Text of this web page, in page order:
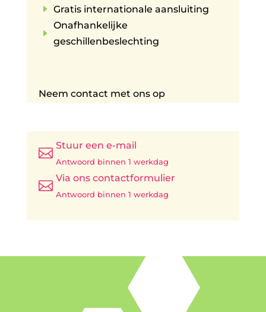
E Gratis internationale aansluiting
E
Onafhankelijke
geschillenbeslechting
Neem contact met ons op

Stuur een e-mail
Antwoord binnen 1 werkdag

Via ons contactformulier
Antwoord binnen 1 werkdag